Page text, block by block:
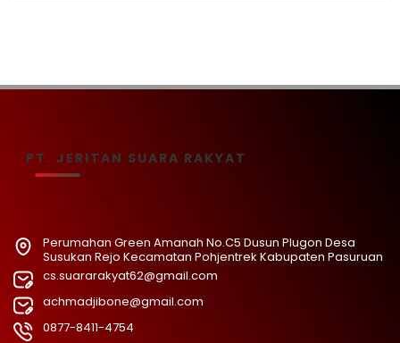
PT. JERITAN SUARA RAKYAT
Perumahan Green Amanah No.C5 Dusun Plugon Desa
Susukan Rejo Kecamatan Pohjentrek Kabupaten Pasuruan
cs.suararakyat62@gmail.com
achmadjibone@gmail.com
0877-8411-4754